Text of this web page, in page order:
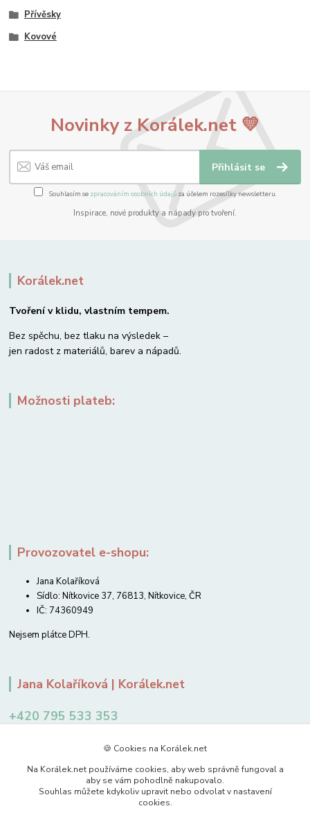
Přívěsky
Kovové
Novinky z Korálek.net 💛
Přihlásit se
Souhlasím se zpracováním osobních údajůza účelem rozesílky newsletteru.
Inspirace, nové produkty a nápady pro tvoření.
Korálek.net
Tvoření v klidu, vlastním tempem.
Bez spěchu, bez tlaku na výsledek –
jen radost z materiálů, barev a nápadů.
Možnosti plateb:
Provozovatel e-shopu:
Jana Kolaříková
Sídlo: Nítkovice 37, 76813, Nítkovice, ČR
IČ: 74360949
Nejsem plátce DPH.
Jana Kolaříková | Korálek.net
+420 795 533 353
🍪 Cookies na Korálek.net
Na Korálek.net používáme cookies, aby web správně fungoval a
aby se vám pohodlně nakupovalo.
Souhlas můžete kdykoliv upravit nebo odvolat v nastavení
cookies.